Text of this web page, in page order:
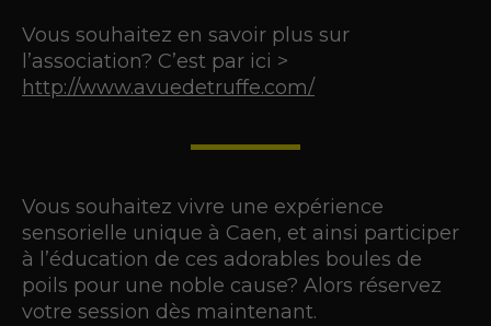
Vous souhaitez en savoir plus sur
l’association? C’est par ici >
http://www.avuedetruffe.com/
Vous souhaitez vivre une expérience
sensorielle unique à Caen, et ainsi participer
à l’éducation de ces adorables boules de
poils pour une noble cause? Alors réservez
votre session dès maintenant.